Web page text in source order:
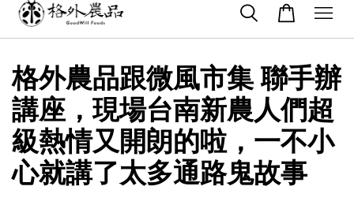
格外農品跟微風市集 聯手辦
講座，現場台南新農人們超
級熱情又開朗的啦，一不小
心就講了太多通路鬼故事